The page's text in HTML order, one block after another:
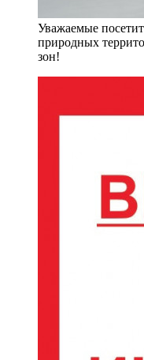
Уважаемые
природных
зон!